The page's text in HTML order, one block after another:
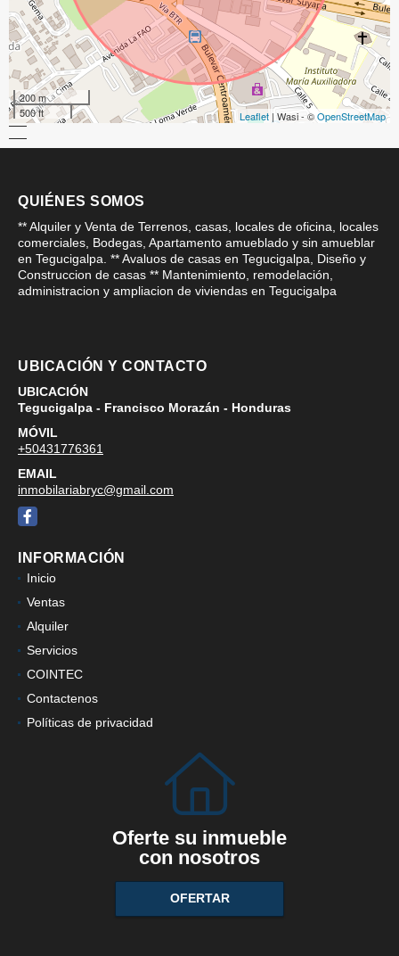
200 m
500 ft
Leaflet | Wasi - ©OpenStreetMap
QUIÉNES SOMOS
** Alquiler y Venta de Terrenos, casas, locales de oficina, locales
comerciales, Bodegas, Apartamento amueblado y sin amueblar
en Tegucigalpa. ** Avaluos de casas en Tegucigalpa, Diseño y
Construccion de casas ** Mantenimiento, remodelación,
administracion y ampliacion de viviendas en Tegucigalpa
UBICACIÓN Y CONTACTO
UBICACIÓN
Tegucigalpa - Francisco Morazán - Honduras
MÓVIL
+50431776361
EMAIL
inmobilariabryc@gmail.com
Facebook
INFORMACIÓN
Inicio
Ventas
Alquiler
Servicios
COINTEC
Contactenos
Políticas de privacidad
Oferte su inmueble
con nosotros
OFERTAR